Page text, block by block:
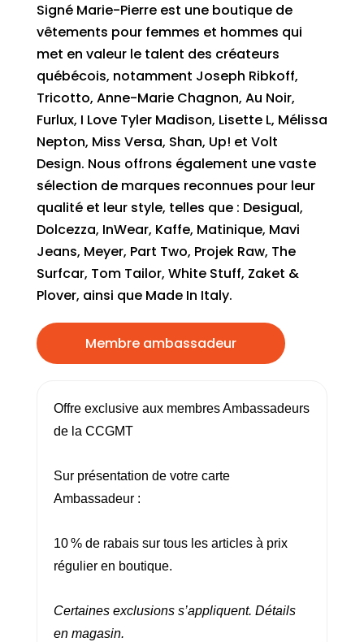
Signé Marie-Pierre est une boutique de
vêtements pour femmes et hommes qui
met en valeur le talent des créateurs
québécois, notamment Joseph Ribkoff,
Tricotto, Anne-Marie Chagnon, Au Noir,
Furlux, I Love Tyler Madison, Lisette L, Mélissa
Nepton, Miss Versa, Shan, Up! et Volt
Design. Nous offrons également une vaste
sélection de marques reconnues pour leur
qualité et leur style, telles que : Desigual,
Dolcezza, InWear, Kaffe, Matinique, Mavi
Jeans, Meyer, Part Two, Projek Raw, The
Surfcar, Tom Tailor, White Stuff, Zaket &
Plover, ainsi que Made In Italy.
Membre ambassadeur
Offre exclusive aux membres Ambassadeurs
de la CCGMT
Sur présentation de votre carte
Ambassadeur :
10% de rabais sur tous les articles à prix
régulier en boutique.
Certaines exclusions s’appliquent. Détails
en magasin.